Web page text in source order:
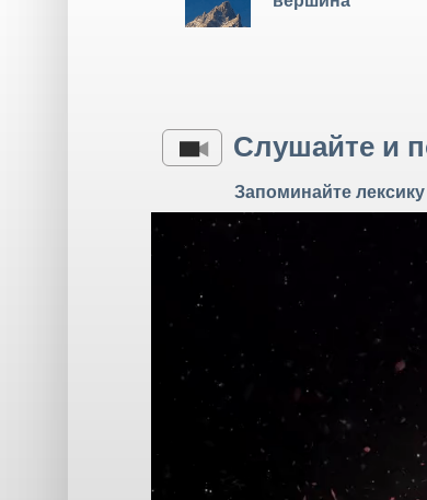
Слушайте и
Запоминайте